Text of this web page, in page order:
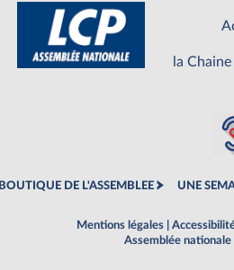
la
BOUTIQUE DE L'ASSEMBLEE UNE
Mentions légales
Assemblée